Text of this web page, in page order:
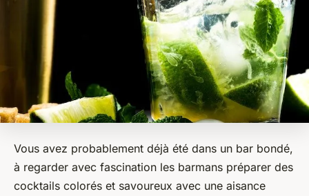
Vous avez probablement déjà été dans un bar bondé,
à regarder avec fascination les barmans préparer des
cocktails colorés et savoureux avec une aisance